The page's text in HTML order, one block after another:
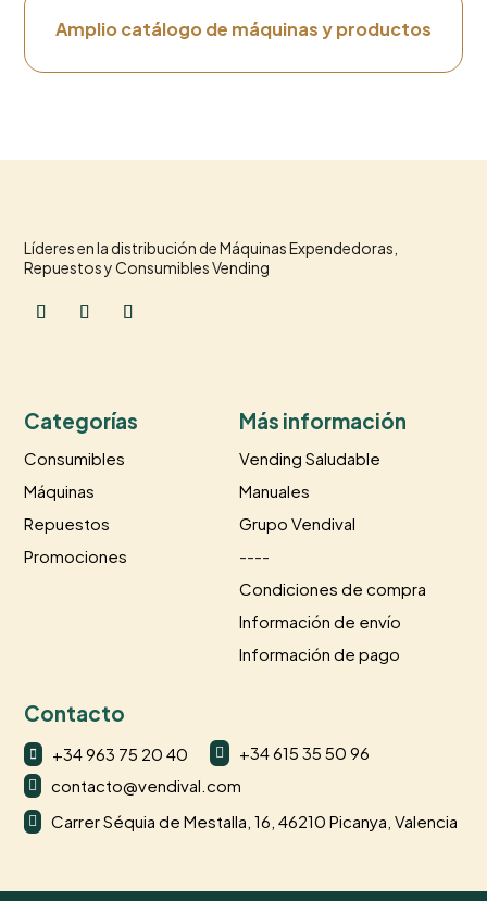
Amplio catálogo de máquinas y productos
Líderes en la distribución de Máquinas Expendedoras,
Repuestos y Consumibles Vending
Categorías
Consumibles
Máquinas
Repuestos
Promociones
Más información
Vending Saludable
Manuales
Grupo Vendival
----
Condiciones de compra
Información de envío
Información de pago
Contacto
 +34 963 75 20 40  +34 615 35 50 96
 contacto@vendival.com
 Carrer Séquia de Mestalla, 16, 46210 Picanya, Valencia